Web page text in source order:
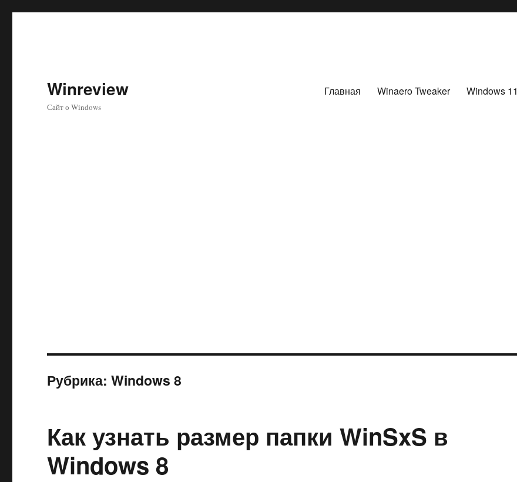
Winreview
Сайт о Windows
Главная Winaero Tweaker Windows 11
Рубрика:Windows 8
Как узнать размер папки WinSxS в
Windows 8